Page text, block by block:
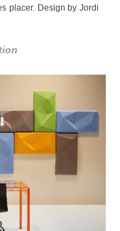
placer. Design by Jordi